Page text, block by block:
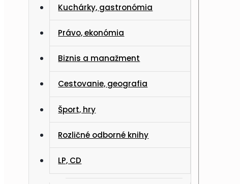
Kuchárky, gastronómia
Právo, ekonómia
Biznis a manažment
Cestovanie, geografia
Šport, hry
Rozličné odborné knihy
LP, CD